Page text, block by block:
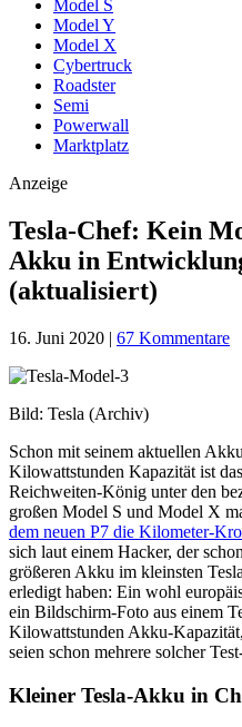
Model S
Model Y
Model X
Cybertruck
Roadster
Semi
Powerwall
Marktplatz
Anzeige
Tesla-Chef: Kein
Akku in
(aktualisiert)
16. Juni 2020 | 67 Kommentare
Bild: Tesla (Archiv)
Schon mit seinem aktuellen
Kilowattstunden Kapazität ist
Reichweiten-König unter den
großen Model S und Model X
dem neuen P7 die Kilometer-
sich laut einem Hacker, der
größeren Akku im kleinsten
erledigt haben: Ein wohl
ein Bildschirm-Foto aus einem
Kilowattstunden Akku-
seien schon mehrere solcher
Kleiner Tesla-Akku in